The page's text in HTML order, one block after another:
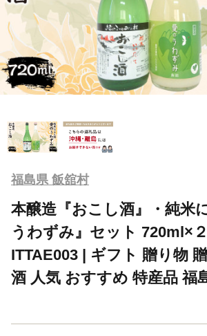
福島県 飯舘村
本醸造『おこし酒』・純米
うわずみ』セット 720ml×
ITTAE003 | ギフト 贈り物
酒 人気 おすすめ 特産品 福